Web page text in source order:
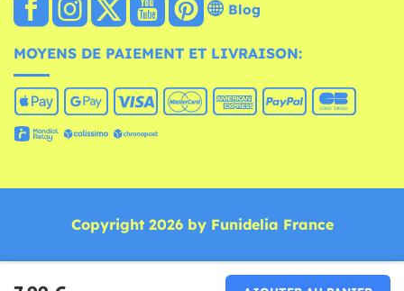
Blog
MOYENS DE PAIEMENT ET LIVRAISON:
Copyright 2026 by Funidelia France